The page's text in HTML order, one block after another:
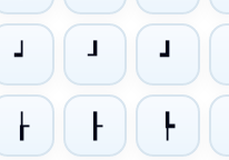
┙ ┚ ┛
┟ ┠ ┡